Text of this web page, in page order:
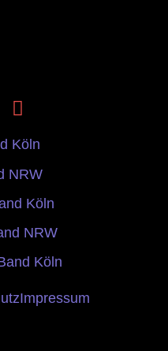
Köln
NRW
Köln
NRW
Köln
Impressum